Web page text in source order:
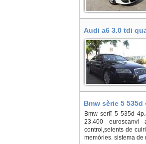
Audi a6 3.0 tdi
Plana
Bmw sèrie 5
Bmw seriï 5 535d
23.400 euroscanvi
control,seients de
memòries. sistema de